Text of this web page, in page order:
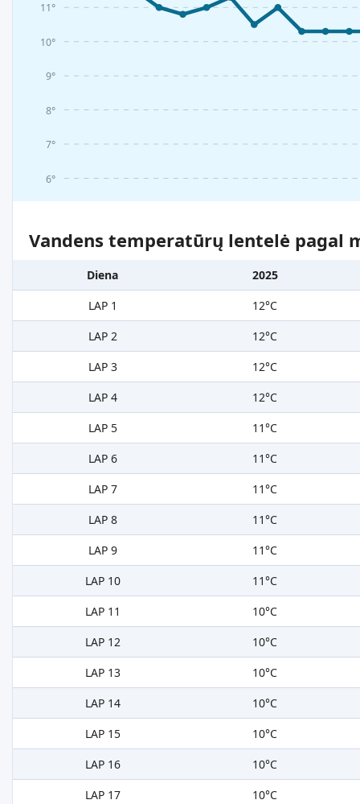
6°
7°
8°
9°
10°
11°
Vandens temperatūrų lentelė pagal
Diena
2025
LAP 1
12°C
LAP 2
12°C
LAP 3
12°C
LAP 4
12°C
LAP 5
11°C
LAP 6
11°C
LAP 7
11°C
LAP 8
11°C
LAP 9
11°C
LAP 10
11°C
LAP 11
10°C
LAP 12
10°C
LAP 13
10°C
LAP 14
10°C
LAP 15
10°C
LAP 16
10°C
LAP 17
10°C